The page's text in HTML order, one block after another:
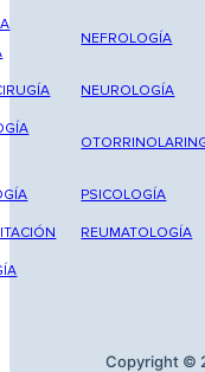
NEFROLOGÍA
NEUROLOGÍA
PSICOLOGÍA
REUMATOLOGÍA
Copyright ©